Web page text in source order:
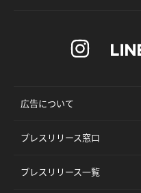
広告について
プレスリリース窓口
プレスリリース一覧